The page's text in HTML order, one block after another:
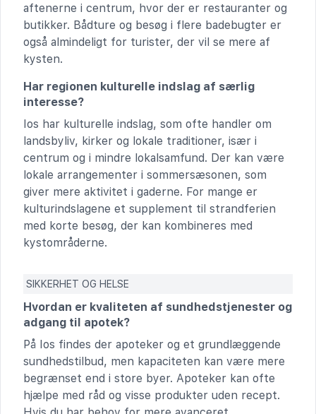
aftenerne i centrum, hvor der er restauranter og
butikker. Bådture og besøg i flere badebugter er
også almindeligt for turister, der vil se mere af
kysten.
Har regionen kulturelle indslag af særlig
interesse?
Ios har kulturelle indslag, som ofte handler om
landsbyliv, kirker og lokale traditioner, især i
centrum og i mindre lokalsamfund. Der kan være
lokale arrangementer i sommersæsonen, som
giver mere aktivitet i gaderne. For mange er
kulturindslagene et supplement til strandferien
med korte besøg, der kan kombineres med
kystområderne.
SIKKERHET OG HELSE
Hvordan er kvaliteten af sundhedstjenester og
adgang til apotek?
På Ios findes der apoteker og et grundlæggende
sundhedstilbud, men kapaciteten kan være mere
begrænset end i store byer. Apoteker kan ofte
hjælpe med råd og visse produkter uden recept.